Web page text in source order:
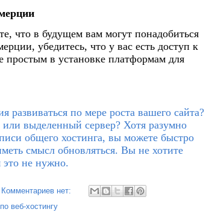
что в будущем вам могут понадобиться
убедитесь, что у вас есть доступ к
простым в установке платформам для
развиваться по мере роста вашего сайта?
выделенный сервер? Хотя разумно
общего хостинга, вы можете быстро
смысл обновляться. Вы не хотите
это не нужно.
Комментариев нет:
веб-хостингу